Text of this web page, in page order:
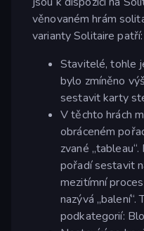
věnovaném hrám
varianty Solitaire patří:
Stavitelé, tohle
bylo zmíněno
sestavit karty
V těchto hrách
obráceném
zvané
pořadí sestavit
mezitímní
nazývá
podkategorií: